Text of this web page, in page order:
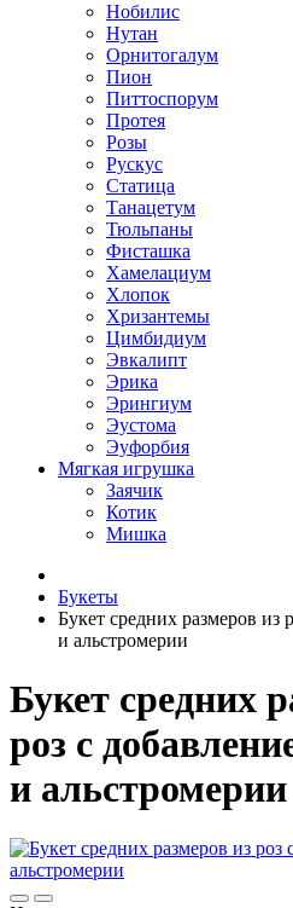
Нобилис
Нутан
Орнитогалум
Пион
Питтоспорум
Протея
Розы
Рускус
Статица
Танацетум
Тюльпаны
Фисташка
Хамелациум
Хлопок
Хризантемы
Цимбидиум
Эвкалипт
Эрика
Эрингиум
Эустома
Эуфорбия
Мягкая игрушка
Заячик
Котик
Мишка
Букеты
Букет средних размеров из
и альстромерии
Букет средних
роз c
и альстромерии